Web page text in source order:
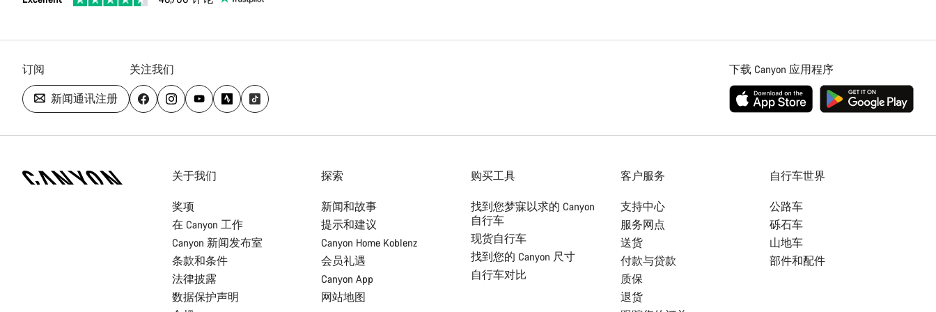
订阅
新闻通讯注册
关注我们 下载 Canyon 应用程序
关于我们
奖项
在 Canyon 工作
Canyon 新闻发布室
条款和条件
法律披露
数据保护声明
探索
新闻和故事
提示和建议
Canyon Home Koblenz
会员礼遇
Canyon App
网站地图
购买工具
找到您梦寐以求的 Canyon
自行车
现货自行车
找到您的 Canyon 尺寸
自行车对比
客户服务
支持中心
服务网点
送货
付款与贷款
质保
退货
自行车世界
公路车
砾石车
山地车
部件和配件